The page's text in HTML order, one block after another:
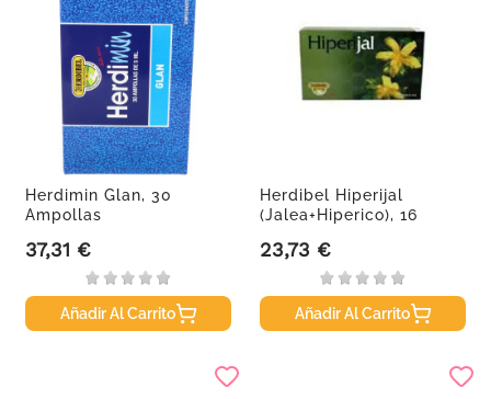
Herdimin Glan, 30
Ampollas
Precio
37,31 €
Añadir Al Carrito
Herdibel Hiperijal
(Jalea+Hiperico), 16
Precio
23,73 €
Añadir Al Carrito